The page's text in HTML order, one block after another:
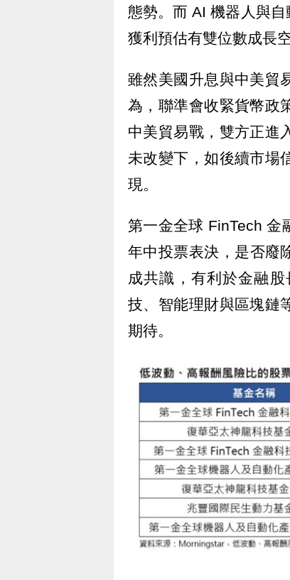
態勢。而 AI 機器人與自
獲利預估有雙位數成長空
雖然美國升息與中美貿
為，聯準會收緊貨幣政
中美貿易戰，雙方正進
未改變下，如後續市場
現。
第一金全球 FinTech 金
年中投票表決，是否廢
成共識，有利於金融
技、智能理財與區塊鏈
期待。